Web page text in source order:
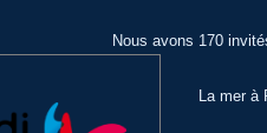
Nous avons 170
La mer à